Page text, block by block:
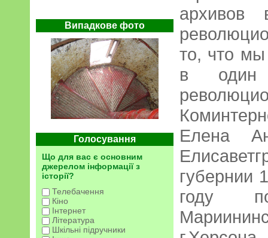
Випадкове фото
Голосування
Що для вас є основним
джерелом інформації з
історії?
Телебачення
Кіно
Інтернет
Література
Шкільні підручники
то, что мы
в
Елена
губернии
году